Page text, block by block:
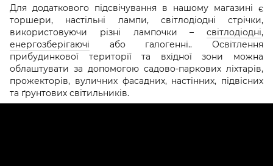
Для додаткового підсвічування в нашому магазині є
торшери, настільні лампи, світлодіодні стрічки,
використовуючи різні лампочки – світлодіодні,
енергозберігаючі або галогенні.. Освітлення
прибудинкової території та вхідної зони можна
облаштувати за допомогою садово-паркових ліхтарів,
прожекторів, вуличних фасадних, настінних, підвісних
та ґрунтових світильників.